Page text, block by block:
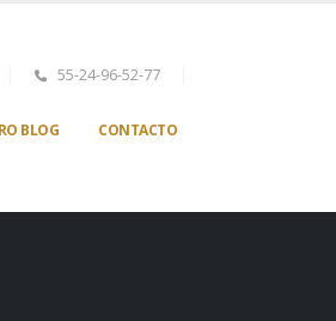
55-24-96-52-77
BLOG CONTACTO